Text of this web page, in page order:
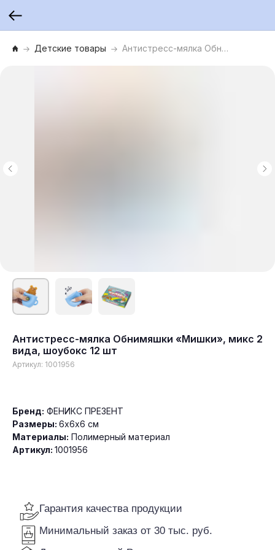
Детские товары Антистресс-мялка Обнимяшки «Мишки», микс 2 вида, шоубокс 12 шт
Антистресс-мялка Обнимяшки «Мишки», микс 2
вида, шоубокс 12 шт
Артикул: 1001956
Бренд: ФЕНИКС ПРЕЗЕНТ
Размеры: 6х6х6 см
Материалы: Полимерный материал
Артикул: 1001956
Гарантия качества продукции